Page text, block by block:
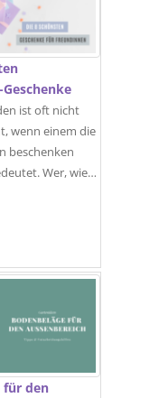
ist oft nicht
wenn einem die
beschenken
Wer, wie…
für den